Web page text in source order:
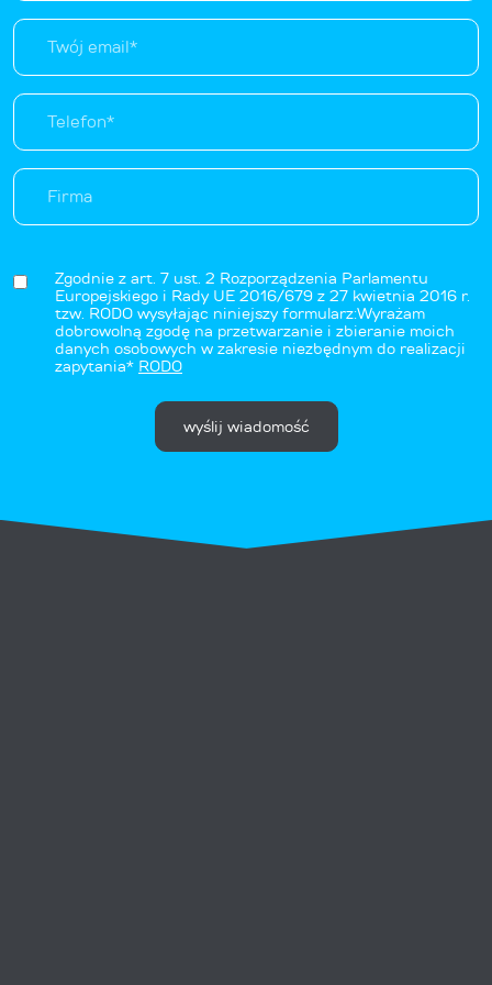
Zgodnie z art. 7 ust. 2 Rozporządzenia Parlamentu
Europejskiego i Rady UE 2016/679 z 27 kwietnia 2016 r.
tzw. RODO wysyłając niniejszy formularz:Wyrażam
dobrowolną zgodę na przetwarzanie i zbieranie moich
danych osobowych w zakresie niezbędnym do realizacji
zapytania* RODO